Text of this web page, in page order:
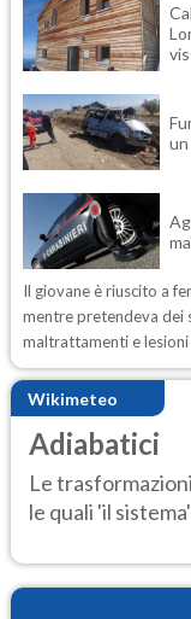
Il giovane è riuscito a
mentre pretendeva dei
maltrattamenti e lesioni
Wikimeteo
Adiabatici
Le
le quali 'il